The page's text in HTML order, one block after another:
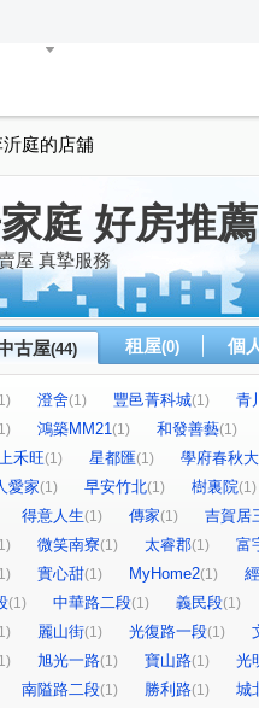
沂庭的店舖
庭 好房推薦
屋 真摯服務
古屋(44) 租屋(0) 個
澄舍(1) 豐邑菁科城(1) 青
鴻築MM21(1) 和發善藝(1)
禾旺(1) 星都匯(1) 學府春秋
愛家(1) 早安竹北(1) 樹裏院(1)
得意人生(1) 傳家(1) 吉賀居
微笑南寮(1) 太睿郡(1) 富
實心甜(1) MyHome2(1)
(1) 中華路二段(1) 義民段(1)
麗山街(1) 光復路一段(1)
旭光一路(1) 寶山路(1) 光
南隘路二段(1) 勝利路(1) 城